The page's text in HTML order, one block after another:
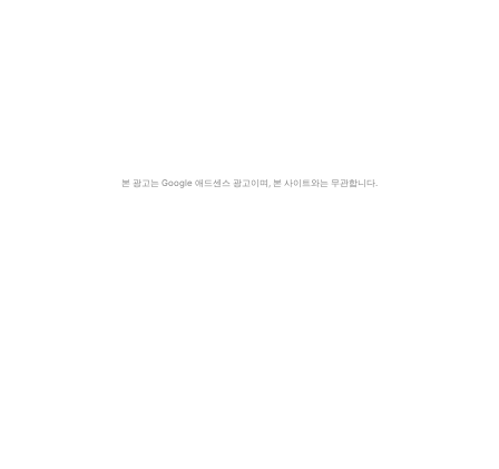
본 광고는 Google 애드센스 광고이며, 본 사이트와는 무관합니다.